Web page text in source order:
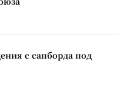
с сапборда под